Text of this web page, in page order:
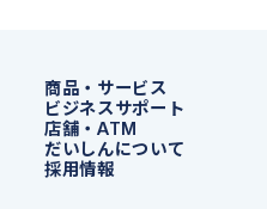
商品・サービス
ビジネスサポート
店舗・ATM
だいしんについて
採用情報